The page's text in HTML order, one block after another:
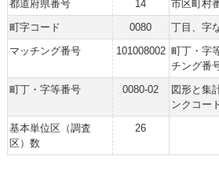
都道府県番号 14 市区町村
町字コード
0080 丁目、字
マッチング番号
101008002 町丁・字
チング番
町丁・字等番号 0080-02
図形と集
ンクコー
基本単位区（調査
区）数
26